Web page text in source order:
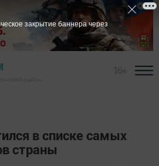
в списке самых
страны
закрытие баннера через